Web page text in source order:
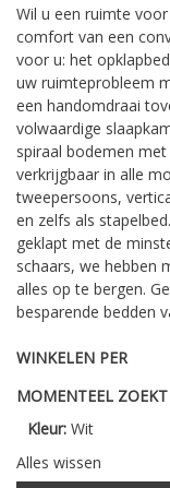
Wil u een ruimte
comfort van een
voor u: het
uw ruimteprobleem
een handomdraai
volwaardige
spiraal bodemen
verkrijgbaar in alle
tweepersoons,
en zelfs als
geklapt met de
schaars, we hebben
alles op te bergen.
besparende bedden
WINKELEN PER
MOMENTEEL
Kleur: Wit
Alles wissen